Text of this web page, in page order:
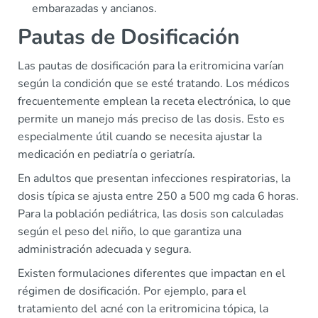
embarazadas y ancianos.
Pautas de Dosificación
Las pautas de dosificación para la eritromicina varían
según la condición que se esté tratando. Los médicos
frecuentemente emplean la receta electrónica, lo que
permite un manejo más preciso de las dosis. Esto es
especialmente útil cuando se necesita ajustar la
medicación en pediatría o geriatría.
En adultos que presentan infecciones respiratorias, la
dosis típica se ajusta entre 250 a 500 mg cada 6 horas.
Para la población pediátrica, las dosis son calculadas
según el peso del niño, lo que garantiza una
administración adecuada y segura.
Existen formulaciones diferentes que impactan en el
régimen de dosificación. Por ejemplo, para el
tratamiento del acné con la eritromicina tópica, la